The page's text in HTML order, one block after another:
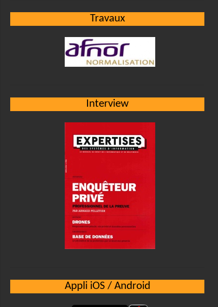
Travaux
Interview
Appli iOS / Android